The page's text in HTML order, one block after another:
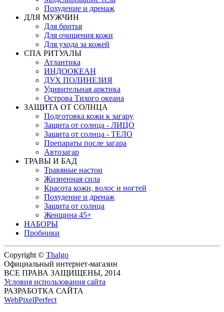
Похудение и дренаж
ДЛЯ МУЖЧИН
Для бритья
Для очищения кожи
Для ухода за кожей
СПА РИТУАЛЫ
Атлантика
ИНДООКЕАН
ДУХ ПОЛИНЕЗИЯ
Удивительная арктика
Острова Тихого океана
ЗАЩИТА ОТ СОЛНЦА
Подготовка кожи к загару
Защита от солнца - ЛИЦО
Защита от солнца - ТЕЛО
Препараты после загара
Автозагар
ТРАВЫ И БАД
Травяные настои
Жизненная сила
Красота кожи, волос и ногтей
Похудение и дренаж
Защита от солнца
Женщина 45+
НАБОРЫ
Пробники
Copyright © Thalgo
Официальный интернет-магазин
ВСЕ ПРАВА ЗАЩИЩЕНЫ, 2014
Условия использования сайта
РАЗРАБОТКА САЙТА
WebPixelPerfect